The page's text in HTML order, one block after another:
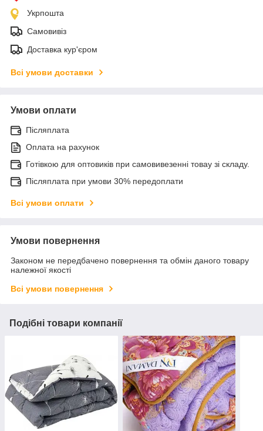
Укрпошта
Самовивіз
Доставка кур'єром
Всі умови доставки
Умови оплати
Післяплата
Оплата на рахунок
Готівкою для оптовиків при самовивезенні товау зі складу.
Післяплата при умови 30% передоплати
Всі умови оплати
Умови повернення
Законом не передбачено повернення та обмін даного товару
належної якості
Всі умови повернення
Подібні товари компанії